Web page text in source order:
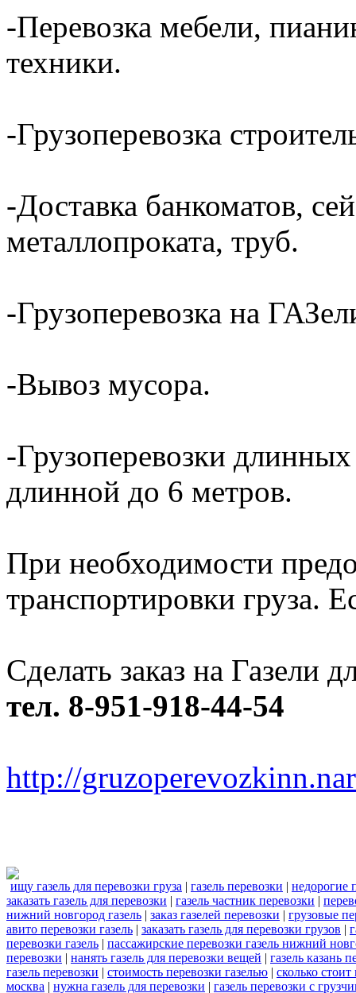
-Перевозка мебели,
техники.
-Грузоперевозка
-Доставка банкоматов,
металлопроката, труб.
-Грузоперевозка на
-Вывоз мусора.
-Грузоперевозки
длинной до 6 метров.
При необходимости
транспортировки груза.
Сделать заказ на Газели
тел. 8-951-918-44-54
http://
ищу газель для перевозки груза | газель перевозки | недорогие
заказать газель для перевозки | газель частник перевозки |
нижний новгород газель | заказ газелей перевозки | грузовые
авито перевозки газель | заказать газель для перевозки грузов |
перевозки газель | пассажирские перевозки газель нижний
перевозки | нанять газель для перевозки вещей | газель казань
газель перевозки | стоимость перевозки газелью | сколько стоит
москва | нужна газель для перевозки | газель перевозки с